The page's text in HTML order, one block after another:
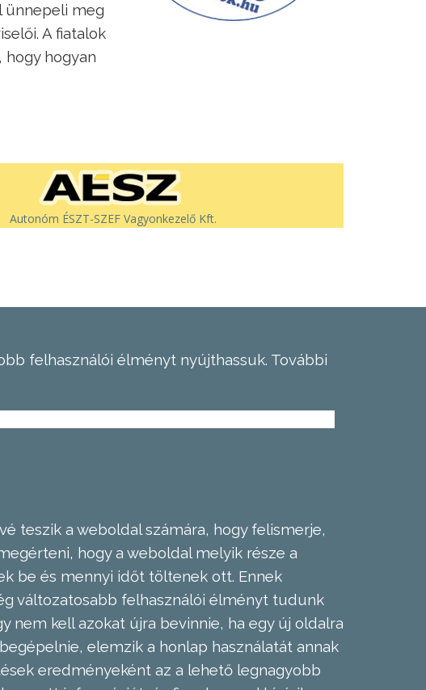
ünnepeli meg
A fiatalok
hogyan
Autonóm ÉSZT-SZEF Vagyonkezelő Kft.
felhasználói élményt nyújthassuk. További
teszik a weboldal számára, hogy felismerje,
hogy a weboldal melyik része a
be és mennyi időt töltenek ott. Ennek
változatosabb felhasználói élményt tudunk
nem kell azokat újra bevinnie, ha egy új oldalra
elemzik a honlap használatát annak
eredményeként az a lehető legnagyobb